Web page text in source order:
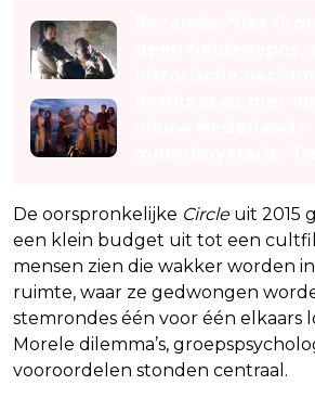
De oorspronkelijke Circleuit 2015
een klein budget uit tot een
mensen zien die wakker worden
ruimte, waar ze gedwongen
stemrondes één voor één elkaars
Morele dilemma’s,
vooroordelen stonden centraal.